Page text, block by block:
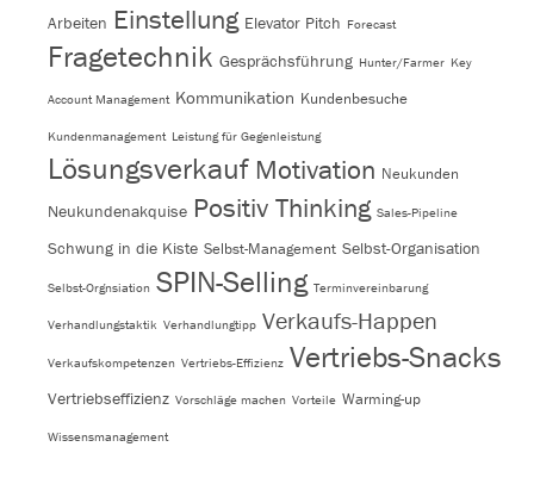
Arbeiten Einstellung Elevator Pitch Forecast
Fragetechnik Gesprächsführung Hunter/Farmer Key
Account Management Kommunikation Kundenbesuche
Kundenmanagement Leistung für Gegenleistung
Lösungsverkauf Motivation Neukunden
Neukundenakquise Positiv Thinking Sales-Pipeline
Schwung in die Kiste Selbst-Management Selbst-Organisation
Selbst-Orgnsiation SPIN-Selling Terminvereinbarung
Verhandlungstaktik Verhandlungtipp Verkaufs-Happen
Verkaufskompetenzen Vertriebs-Effizienz Vertriebs-Snacks
Vertriebseffizienz Vorschläge machen Vorteile Warming-up
Wissensmanagement